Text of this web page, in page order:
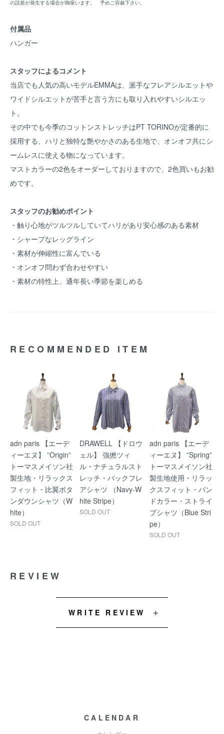
の誤差が発生する場合が御座います。 予めご容赦下さい。
付属品
ハンガー
スタッフによるコメント
当店でも人気の高いモデルEMMAは、派手なフレアシルエットや
ワイドシルエットが苦手と言う方にも取り入れやすいシルエッ
ト。
その中でも今季のコットンストレッチはPT TORINOが定番的に
採用する、ハリと独特な艶やかさのある生地で、オンオフ共にシ
ームレスに使える物になっています。
マストカラーの2色をオーダーしておりますので、2色買いもお勧
めです。
スタッフのお勧めポイント
・触り心地がツルツルしていてハリがあり安心感のある素材
・シャープなレッグライン
・素材が伸縮性に富んでいる
・オンオフ問わず合わせやすい
・素材の特性上、通年長い季節を楽しめる
RECOMMENDED ITEM
adn paris 【エーデ
ィーエヌ】 ”Origin”
トーマスメイソン社
製生地・リラックス
フィット・比翼ボタ
ンダウンシャツ（W
hite）
SOLD OUT
DRAWELL 【ドロウ
ェル】 強撚ツィ
ル・ナチュラルスト
レッチ・バックフレ
アシャツ （Navy-W
hite Stripe）
SOLD OUT
adn paris 【エーデ
ィーエヌ】 ”Spring”
トーマスメイソン社
製生地使用・リラッ
クスフィット・バン
ドカラー・ストライ
プシャツ（Blue Stri
pe）
SOLD OUT
REVIEW
WRITE REVIEW
CALENDAR